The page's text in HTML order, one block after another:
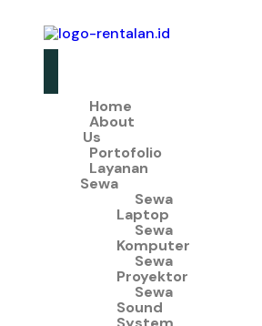
Home
About
Us
Portofolio
Layanan
Sewa
Sewa
Laptop
Sewa
Komputer
Sewa
Proyektor
Sewa
Sound